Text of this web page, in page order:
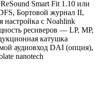
Smart Fit 1.10 или
Бортовой журнал II,
настройка с Noahlink
ресиверов — LP, MP,
катушка
аудиовход DAI (опция),
nanotech